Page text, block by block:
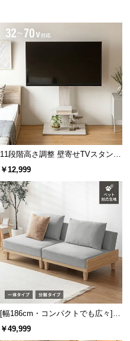
11段階高さ調整 壁寄せTVスタンド
キャスター付き 上下左右角度調節
￥12,999
[幅186cm・コンパクトでも広々] 3
人掛けソファベッド リクライニン
グ 天然木フレーム 北欧
￥49,999